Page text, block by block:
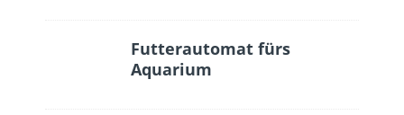
Futterautomat fürs
Aquarium